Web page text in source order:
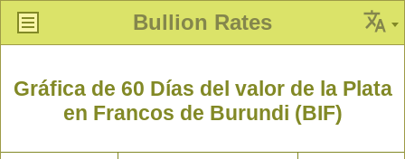
Bullion Rates
Gráfica de 60 Días del valor de la Plata
en Francos de Burundi (BIF)